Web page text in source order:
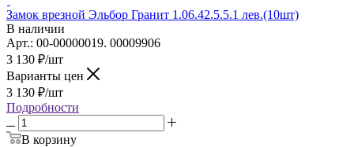
Замок врезной Эльбор Гранит 1.06.42.5.5.1 лев.(10шт)
В наличии
Арт.: 00-00000019. 00009906
3 130 ₽/шт
Варианты цен
3 130 ₽/шт
Подробности
В корзину